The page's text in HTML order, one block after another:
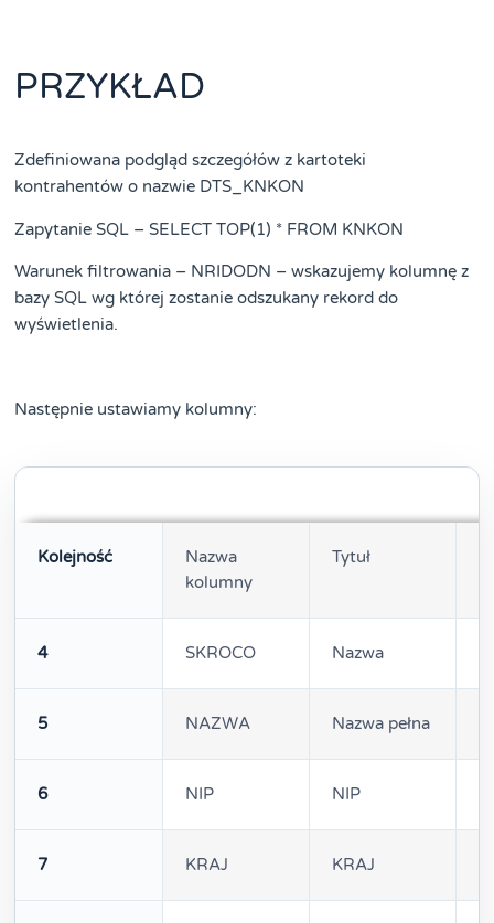
PRZYKŁAD
Zdefiniowana podgląd szczegółów z kartoteki
kontrahentów o nazwie DTS_KNKON
Zapytanie SQL – SELECT TOP(1) * FROM KNKON
Warunek filtrowania – NRIDODN – wskazujemy kolumnę z
bazy SQL wg której zostanie odszukany rekord do
wyświetlenia.
Następnie ustawiamy kolumny:
Kolejność
Nazwa
kolumny
Tytuł
4 SKROCO Nazwa
5 NAZWA Nazwa pełna
6 NIP NIP
7 KRAJ KRAJ